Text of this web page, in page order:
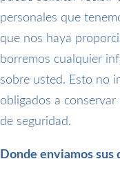
personales que
que nos haya
borremos cualquier
sobre usted. Esto no
obligados a
de seguridad.
Donde enviamos sus